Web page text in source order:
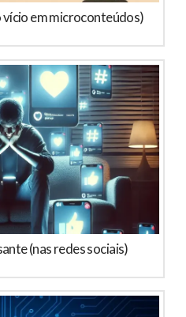
vício em microconteúdos)
(nas redes sociais)